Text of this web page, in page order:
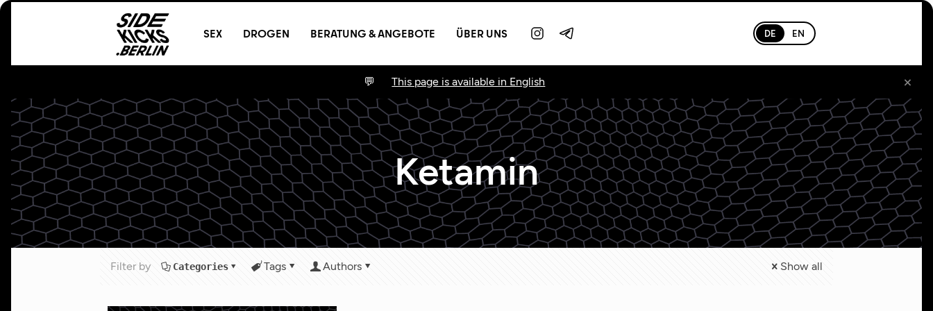
SEX DROGEN BERATUNG & ANGEBOTE ÜBER UNS
T DE EN
This page is available in English ×
Ketamin
Filter by Categories Tags Authors Show all